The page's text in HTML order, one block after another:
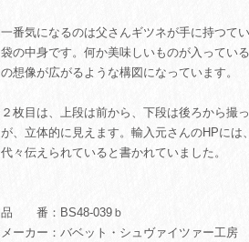
一番気になるのは父さんギツネが手に持つて
袋の中身です。何か美味しいものが入ってい
の想像が広がるような構図になっています。
２枚目は、上段は前から、下段は後ろから撮
が、立体的に見えます。輸入元さんのHPには
代々伝えられていると書かれていました。
品 番：BS48-039ｂ
メーカー：バベット・シュヴァイツァー工房